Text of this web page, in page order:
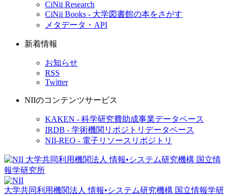
CiNii Research
CiNii Books - 大学図書館の本をさがす
メタデータ・API
新着情報
お知らせ
RSS
Twitter
NIIのコンテンツサービス
KAKEN - 科学研究費助成事業データベース
IRDB - 学術機関リポジトリデータベース
NII-REO - 電子リソースリポジトリ
大学共同利用機関法人 情報•システム研究機構 国立情報学研